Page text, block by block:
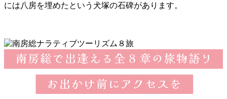
には八房を埋めたという犬塚の石碑があります。